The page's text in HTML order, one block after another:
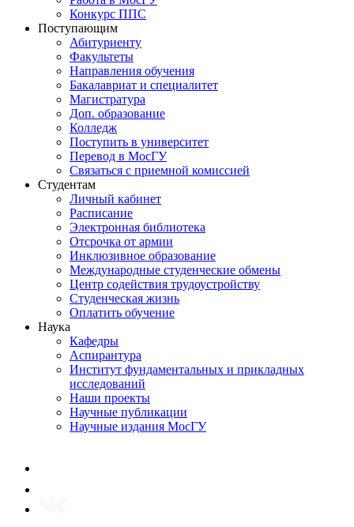
Конкурс ППС
Поступающим
Абитуриенту
Факультеты
Направления обучения
Бакалавриат и специалитет
Магистратура
Доп. образование
Колледж
Поступить в университет
Перевод в МосГУ
Связаться с приемной комиссией
Студентам
Личный кабинет
Расписание
Электронная библиотека
Отсрочка от армии
Инклюзивное образование
Международные студенческие обмены
Центр содействия трудоустройству
Студенческая жизнь
Оплатить обучение
Наука
Кафедры
Аспирантура
Институт фундаментальных и прикладных
исследований
Наши проекты
Научные публикации
Научные издания МосГУ